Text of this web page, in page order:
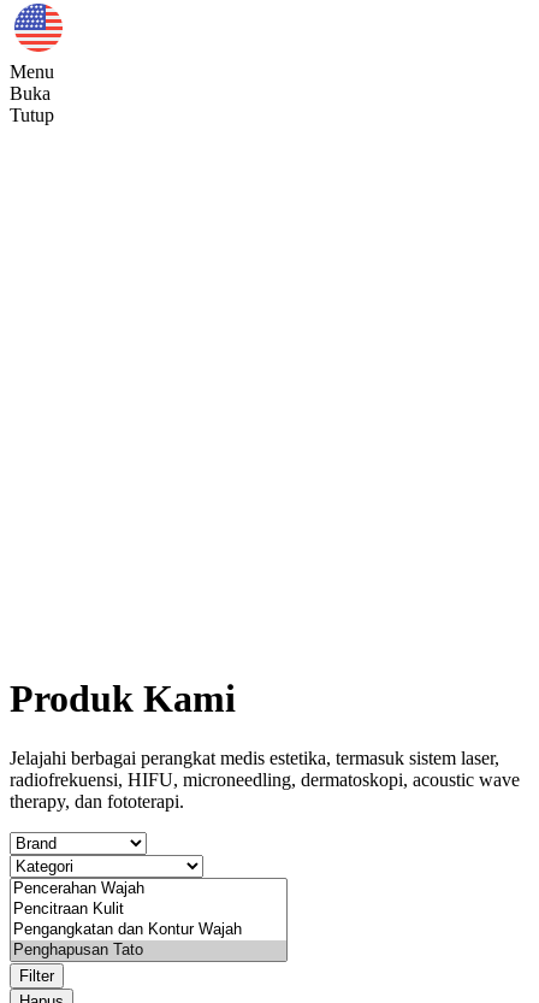
Menu
Buka
Tutup
Produk Kami
Jelajahi berbagai perangkat medis estetika, termasuk sistem laser,
radiofrekuensi, HIFU, microneedling, dermatoskopi, acoustic wave
therapy, dan fototerapi.
Filter